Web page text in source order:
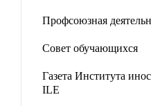
Профсоюзная
Совет обучающихся
Газета Института
ILE